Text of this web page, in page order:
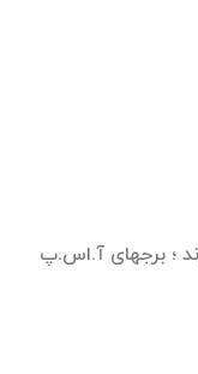
؛ برجهای آ.اس.پ